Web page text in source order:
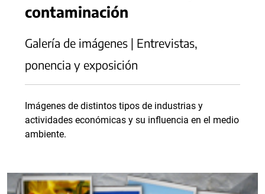
contaminación
Galería de imágenes | Entrevistas,
ponencia y exposición
Imágenes de distintos tipos de industrias y
actividades económicas y su influencia en el medio
ambiente.